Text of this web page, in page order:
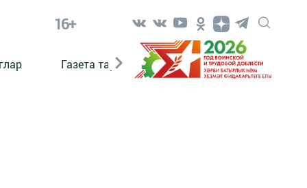
16+
Газета тарихы Әкият Әкият